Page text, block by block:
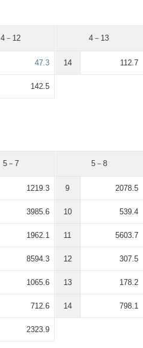
4－12
47.3
142.5
4－13
14 112.7
5－7
1219.3
3985.6
1962.1
8594.3
1065.6
712.6
2323.9
5－8
9 2078.5
10 539.4
11 5603.7
12 307.5
13 178.2
14 798.1